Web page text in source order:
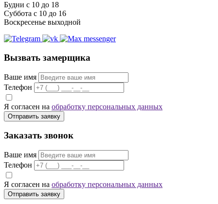
Будни с 10 до 18
Суббота с 10 до 16
Воскресенье выходной
Вызвать замерщика
Ваше имя
Телефон
Я согласен на обработку персональных данных
Отправить заявку
Заказать звонок
Ваше имя
Телефон
Я согласен на обработку персональных данных
Отправить заявку